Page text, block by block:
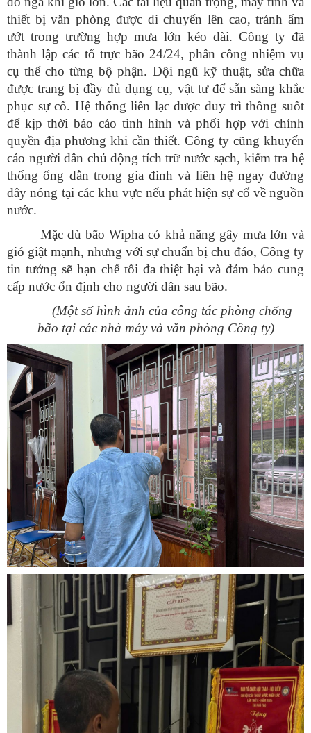
thiết bị văn phòng được di chuyển lên cao, tránh ẩm
ướt trong trường hợp mưa lớn kéo dài. Công ty đã
thành lập các tổ trực bão 24/24, phân công nhiệm vụ
cụ thể cho từng bộ phận. Đội ngũ kỹ thuật, sửa chữa
được trang bị đầy đủ dụng cụ, vật tư để sẵn sàng khắc
phục sự cố. Hệ thống liên lạc được duy trì thông suốt
để kịp thời báo cáo tình hình và phối hợp với chính
quyền địa phương khi cần thiết. Công ty cũng khuyến
cáo người dân chủ động tích trữ nước sạch, kiểm tra hệ
thống ống dẫn trong gia đình và liên hệ ngay đường
dây nóng tại các khu vực nếu phát hiện sự cố về nguồn
nước.
Mặc dù bão Wipha có khả năng gây mưa lớn và
gió giật mạnh, nhưng với sự chuẩn bị chu đáo, Công ty
tin tưởng sẽ hạn chế tối đa thiệt hại và đảm bảo cung
cấp nước ổn định cho người dân sau bão.
(Một số hình ảnh của công tác phòng chống
bão tại các nhà máy và văn phòng Công ty)